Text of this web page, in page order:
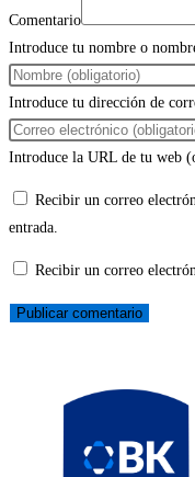
Comentario
Introduce tu nombre o
Introduce tu dirección de
Introduce la URL de tu web
Recibir un correo
entrada.
Recibir un correo